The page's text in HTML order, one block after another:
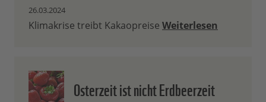
26.03.2024
Klimakrise treibt Kakaopreise Weiterlesen
Osterzeit ist nicht Erdbeerzeit